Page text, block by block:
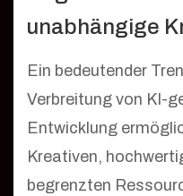
unabhängige
Ein bedeutender
Verbreitung von KI-
Entwicklung
Kreativen,
begrenzten